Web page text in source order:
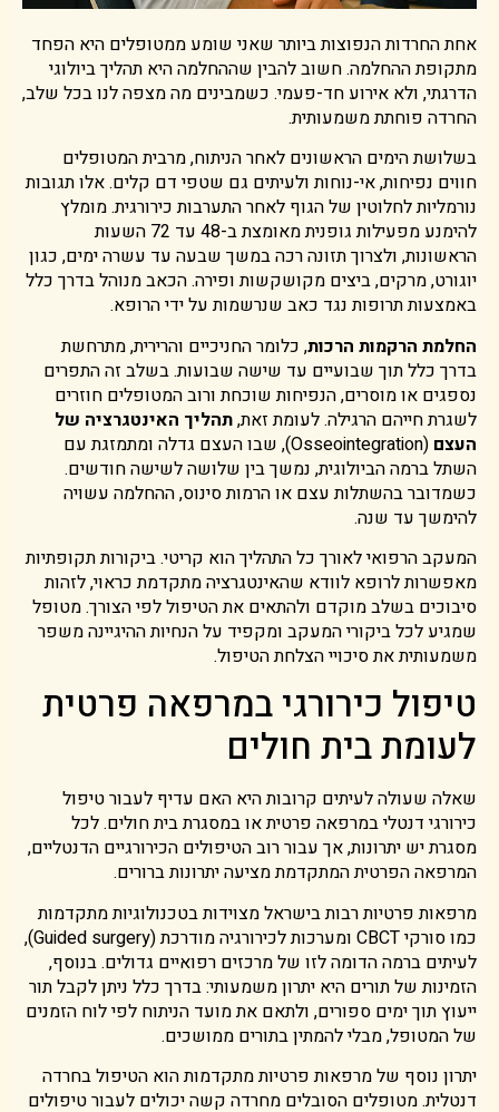
אחת החרדות הנפוצות ביותר שאני שומע ממטופלים היא הפחד
מתקופת ההחלמה. חשוב להבין שההחלמה היא תהליך ביולוגי
הדרגתי, ולא אירוע חד-פעמי. כשמבינים מה מצפה לנו בכל שלב,
החרדה פוחתת משמעותית.
בשלושת הימים הראשונים לאחר הניתוח, מרבית המטופלים
חווים נפיחות, אי-נוחות ולעיתים גם שטפי דם קלים. אלו תגובות
נורמליות לחלוטין של הגוף לאחר התערבות כירורגית. מומלץ
להימנע מפעילות גופנית מאומצת ב-48 עד 72 השעות
הראשונות, ולצרוך תזונה רכה במשך שבעה עד עשרה ימים, כגון
יוגורט, מרקים, ביצים מקושקשות ופירה. הכאב מנוהל בדרך כלל
באמצעות תרופות נגד כאב שנרשמות על ידי הרופא.
החלמת הרקמות הרכות, כלומר החניכיים והרירית, מתרחשת
בדרך כלל תוך שבועיים עד שישה שבועות. בשלב זה התפרים
נספגים או מוסרים, הנפיחות שוכחת ורוב המטופלים חוזרים
לשגרת חייהם הרגילה. לעומת זאת,תהליך האינטגרציה של
העצם
(Osseointegration), שבו העצם גדלה ומתמזגת עם
השתל ברמה הביולוגית, נמשך בין שלושה לשישה חודשים.
כשמדובר בהשתלות עצם או הרמות סינוס, ההחלמה עשויה
להימשך עד שנה.
המעקב הרפואי לאורך כל התהליך הוא קריטי. ביקורות תקופתיות
מאפשרות לרופא לוודא שהאינטגרציה מתקדמת כראוי, לזהות
סיבוכים בשלב מוקדם ולהתאים את הטיפול לפי הצורך. מטופל
שמגיע לכל ביקורי המעקב ומקפיד על הנחיות ההיגיינה משפר
משמעותית את סיכויי הצלחת הטיפול.
טיפול כירורגי במרפאה פרטית
לעומת בית חולים
שאלה שעולה לעיתים קרובות היא האם עדיף לעבור טיפול
כירורגי דנטלי במרפאה פרטית או במסגרת בית חולים. לכל
מסגרת יש יתרונות, אך עבור רוב הטיפולים הכירורגיים הדנטליים,
המרפאה הפרטית המתקדמת מציעה יתרונות ברורים.
מרפאות פרטיות רבות בישראל מצוידות בטכנולוגיות מתקדמות
כמו סורקי CBCT ומערכות לכירורגיה מודרכת (Guided surgery),
לעיתים ברמה הדומה לזו של מרכזים רפואיים גדולים. בנוסף,
הזמינות של תורים היא יתרון משמעותי: בדרך כלל ניתן לקבל תור
ייעוץ תוך ימים ספורים, ולתאם את מועד הניתוח לפי לוח הזמנים
של המטופל, מבלי להמתין בתורים ממושכים.
יתרון נוסף של מרפאות פרטיות מתקדמות הוא הטיפול בחרדה
דנטלית. מטופלים הסובלים מחרדה קשה יכולים לעבור טיפולים